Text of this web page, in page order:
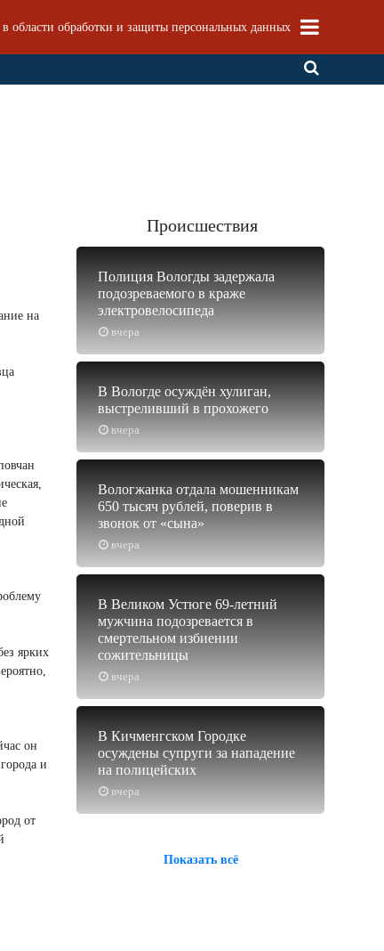
области обработки и защиты персональных данных
на
ярких
он
и
от
Происшествия
вчера
Полиция Вологды задержала
подозреваемого в краже
электровелосипеда
вчера
В Вологде осуждён хулиган,
выстреливший в прохожего
вчера
Вологжанка отдала мошенникам
650 тысяч рублей, поверив в
звонок от «сына»
вчера
В Великом Устюге 69-летний
мужчина подозревается в
смертельном избиении
сожительницы
вчера
В Кичменгском Городке
осуждены супруги за нападение
на полицейских
Показать всё